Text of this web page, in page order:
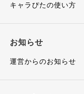
キャラぴたの使い方
お知らせ
運営からのお知らせ